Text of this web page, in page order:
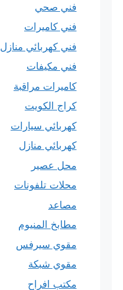
فني صحي
فني كاميرات
فني كهربائي منازل
فني مكيفات
كاميرات مراقبة
كراج الكويت
كهربائي سيارات
كهربائي منازل
محل عصير
محلات تلفونات
مصاعد
مطابخ المنيوم
مقوي سيرفس
مقوي شبكة
مكتب افراح